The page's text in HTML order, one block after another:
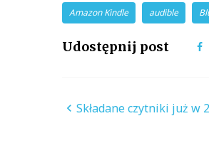
Amazon Kindle audible
Udostępnij post
Nawigacja
Składane czytniki już w